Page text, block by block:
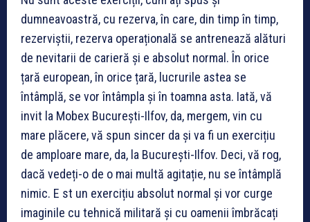
dumneavoastră, cu rezerva, în care, din timp în timp,
rezerviștii, rezerva operațională se antrenează alături
de nevitarii de carieră și e absolut normal. În orice
țară european, în orice țară, lucrurile astea se
întâmplă, se vor întâmpla și în toamna asta. Iată, vă
invit la Mobex București-Ilfov, da, mergem, vin cu
mare plăcere, vă spun sincer da și va fi un exercițiu
de amploare mare, da, la București-Ilfov. Deci, vă rog,
dacă vedeți-o de o mai multă agitație, nu se întâmplă
nimic. E st un exercițiu absolut normal și vor curge
imaginile cu tehnică militară și cu oamenii îmbrăcați